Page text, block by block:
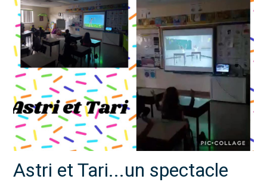
Astri et Tari...un spectacle